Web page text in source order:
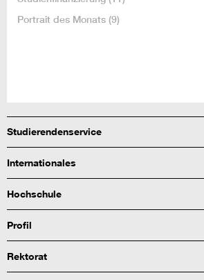
Portrait des Monats (9)
Studierendenservice
Internationales
Hochschule
Profil
Rektorat